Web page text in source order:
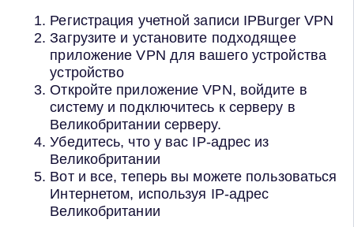
Регистрация учетной записи IPBurger VPN
Загрузите и установите подходящее
приложение VPN для вашего устройства
устройство
Откройте приложение VPN, войдите в
систему и подключитесь к серверу в
Великобритании серверу.
Убедитесь, что у вас IP-адрес из
Великобритании
Вот и все, теперь вы можете пользоваться
Интернетом, используя IP-адрес
Великобритании